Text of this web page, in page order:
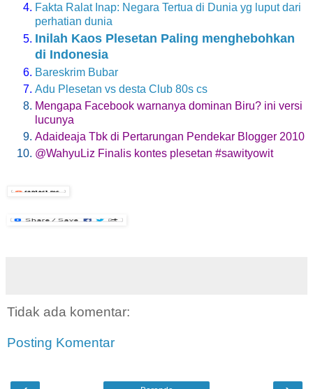
Fakta Ralat Inap: Negara Tertua di Dunia yg luput dari
perhatian dunia
Inilah Kaos Plesetan Paling menghebohkan
di Indonesia
Bareskrim Bubar
Adu Plesetan vs desta Club 80s cs
Mengapa Facebook warnanya dominan Biru? ini versi
lucunya
Adaideaja Tbk di Pertarungan Pendekar Blogger 2010
@WahyuLiz Finalis kontes plesetan #sawityowit
Tidak ada komentar:
Posting Komentar